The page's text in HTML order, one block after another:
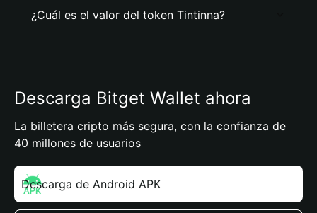
¿Cuál es el valor del token Tintinna?
Descarga Bitget Wallet ahora
La billetera cripto más segura, con la confianza de
40 millones de usuarios
Descarga de Android APK